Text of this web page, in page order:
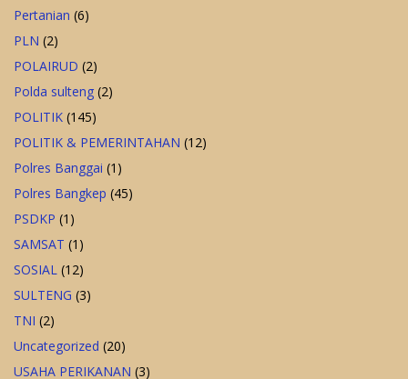
Pertanian (6)
PLN (2)
POLAIRUD (2)
Polda sulteng (2)
POLITIK (145)
POLITIK & PEMERINTAHAN (12)
Polres Banggai (1)
Polres Bangkep (45)
PSDKP (1)
SAMSAT (1)
SOSIAL (12)
SULTENG (3)
TNI (2)
Uncategorized (20)
USAHA PERIKANAN (3)